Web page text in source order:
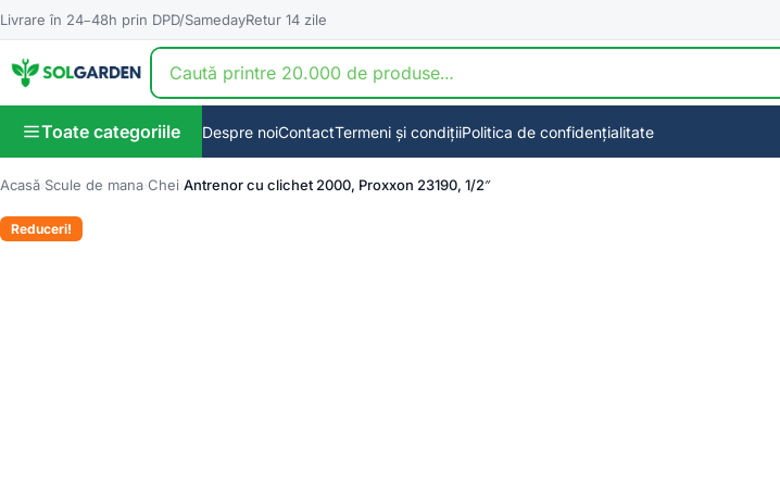
Livrare în 24–48h prin DPD/SamedayRetur 14 zile
Toate categoriile Despre noiContactTermeni și condițiiPolitica de confidențialitate
Acasă Scule de mana Chei Antrenor cu clichet 2000, Proxxon 23190, 1/2″
Reduceri!